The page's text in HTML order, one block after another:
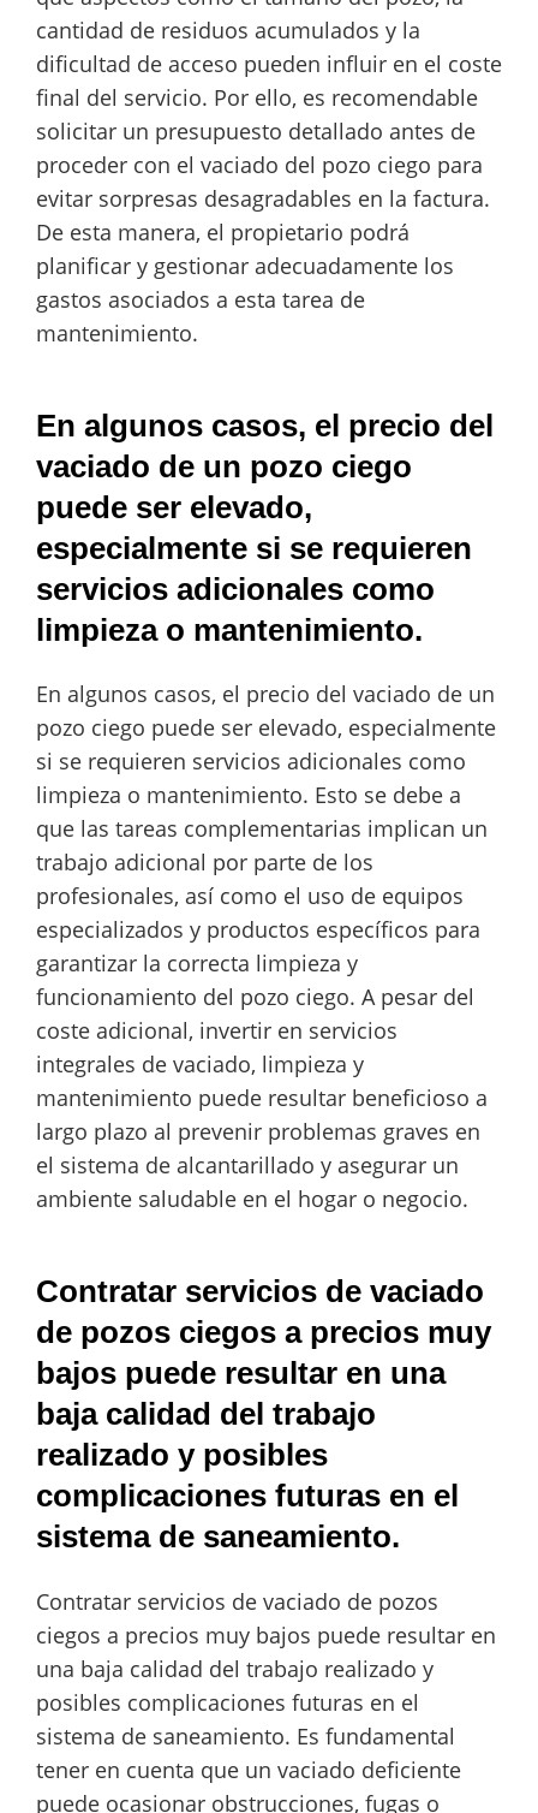
cantidad de residuos acumulados y la
dificultad de acceso pueden influir en el coste
final del servicio. Por ello, es recomendable
solicitar un presupuesto detallado antes de
proceder con el vaciado del pozo ciego para
evitar sorpresas desagradables en la factura.
De esta manera, el propietario podrá
planificar y gestionar adecuadamente los
gastos asociados a esta tarea de
mantenimiento.
En algunos casos, el precio del
vaciado de un pozo ciego
puede ser elevado,
especialmente si se requieren
servicios adicionales como
limpieza o mantenimiento.
En algunos casos, el precio del vaciado de un
pozo ciego puede ser elevado, especialmente
si se requieren servicios adicionales como
limpieza o mantenimiento. Esto se debe a
que las tareas complementarias implican un
trabajo adicional por parte de los
profesionales, así como el uso de equipos
especializados y productos específicos para
garantizar la correcta limpieza y
funcionamiento del pozo ciego. A pesar del
coste adicional, invertir en servicios
integrales de vaciado, limpieza y
mantenimiento puede resultar beneficioso a
largo plazo al prevenir problemas graves en
el sistema de alcantarillado y asegurar un
ambiente saludable en el hogar o negocio.
Contratar servicios de vaciado
de pozos ciegos a precios muy
bajos puede resultar en una
baja calidad del trabajo
realizado y posibles
complicaciones futuras en el
sistema de saneamiento.
Contratar servicios de vaciado de pozos
ciegos a precios muy bajos puede resultar en
una baja calidad del trabajo realizado y
posibles complicaciones futuras en el
sistema de saneamiento. Es fundamental
tener en cuenta que un vaciado deficiente
puede ocasionar obstrucciones, fugas o